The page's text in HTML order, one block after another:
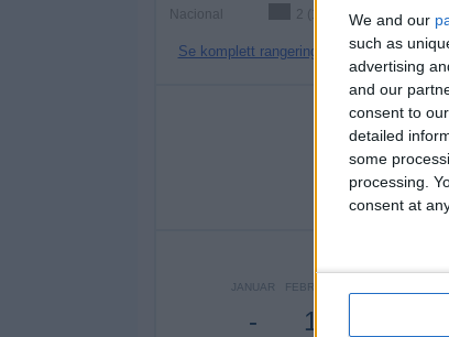
We and our
such as
advertising
and our
consent to
detailed
some
processing.
consent at
Nacional
2 (10%)
Se komplett rangering
MANDAG
3
15%
TIRSDAG
3
15%
JANUAR
-
FEBRUAR
1